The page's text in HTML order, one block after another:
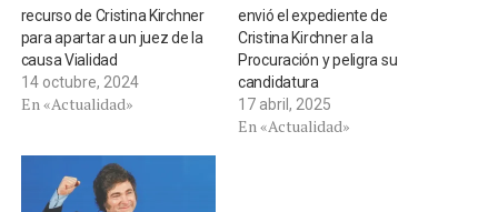
recurso de Cristina Kirchner
para apartar a un juez de la
causa Vialidad
14 octubre, 2024
En «Actualidad»
envió el expediente de
Cristina Kirchner a la
Procuración y peligra su
candidatura
17 abril, 2025
En «Actualidad»